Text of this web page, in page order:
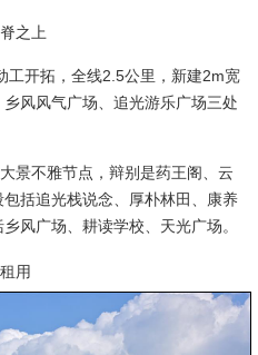
之上
工开拓，全线2.5公里，新建2m宽
风风气广场、追光游乐广场三处
景不雅节点，辩别是药王阁、云
括追光栈说念、厚朴林田、康养
风广场、耕读学校、天光广场。
用